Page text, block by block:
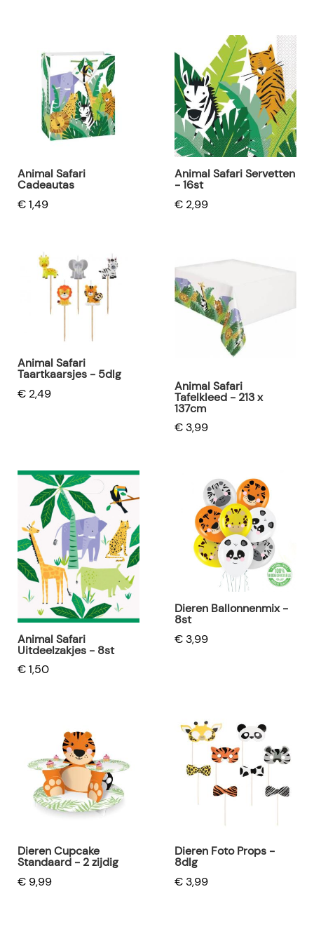
Animal Safari
Cadeautas
€ 1,49
Animal Safari Servetten
- 16st
€ 2,99
Animal Safari
Taartkaarsjes - 5dlg
€ 2,49
Animal Safari
Tafelkleed - 213 x
137cm
€ 3,99
Animal Safari
Uitdeelzakjes - 8st
€ 1,50
Dieren Ballonnenmix -
8st
€ 3,99
Dieren Cupcake
Standaard - 2 zijdig
€ 9,99
Dieren Foto Props -
8dlg
€ 3,99